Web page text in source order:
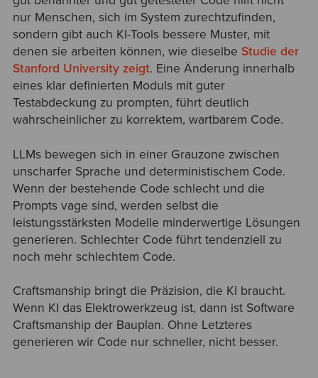
nur Menschen, sich im System zurechtzufinden,
sondern gibt auch KI-Tools bessere Muster, mit
denen sie arbeiten können, wie dieselbe Studie der
Stanford University zeigt. Eine Änderung innerhalb
eines klar definierten Moduls mit guter
Testabdeckung zu prompten, führt deutlich
wahrscheinlicher zu korrektem, wartbarem Code.
LLMs bewegen sich in einer Grauzone zwischen
unscharfer Sprache und deterministischem Code.
Wenn der bestehende Code schlecht und die
Prompts vage sind, werden selbst die
leistungsstärksten Modelle minderwertige Lösungen
generieren. Schlechter Code führt tendenziell zu
noch mehr schlechtem Code.
Craftsmanship bringt die Präzision, die KI braucht.
Wenn KI das Elektrowerkzeug ist, dann ist Software
Craftsmanship der Bauplan. Ohne Letzteres
generieren wir Code nur schneller, nicht besser.